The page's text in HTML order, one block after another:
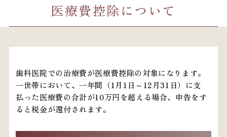
医療費控除について
歯科医院での治療費が医療費控除の対象になります。
一世帯において、一年間（1月1日～12月31日）に支
払った医療費の合計が10万円を超える場合、申告をす